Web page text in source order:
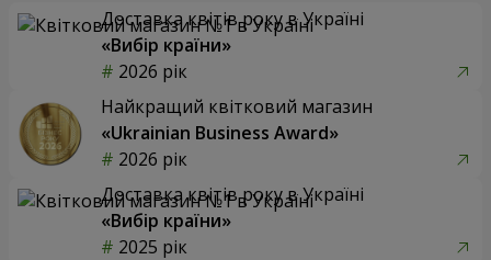
Доставка квітів року в Україні
«Вибір країни»
2026 рік
Найкращий квітковий магазин
«Ukrainian Business Award»
2026 рік
Доставка квітів року в Україні
«Вибір країни»
2025 рік